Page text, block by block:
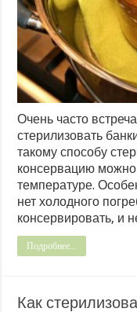
Очень часто
стерилизовать
такому способу
консервацию
температуре.
нет холодного
консервировать, и
Подробнее...
Как